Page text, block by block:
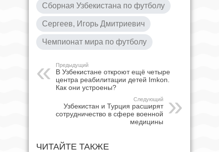
Сборная Узбекистана по футболу
Сергеев, Игорь Дмитриевич
Чемпионат мира по футболу
Предыдущий
В Узбекистане откроют ещё четыре
центра реабилитации детей Imkon.
Как они устроены?
Следующий
Узбекистан и Турция расширят
сотрудничество в сфере военной
медицины
ЧИТАЙТЕ ТАКЖЕ